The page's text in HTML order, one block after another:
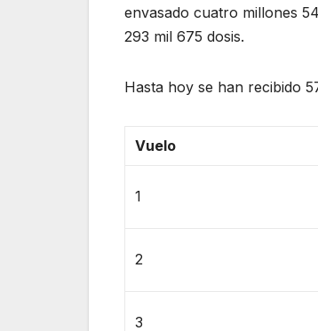
envasado cuatro millones
293 mil 675 dosis.
Hasta hoy se han recibido
Vuelo
1
2
3